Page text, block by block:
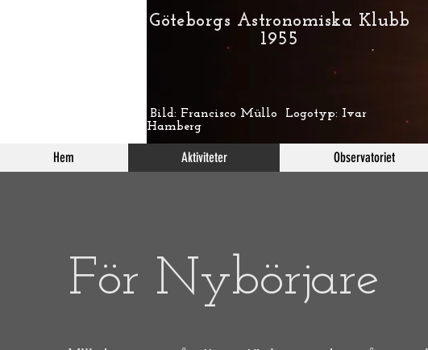
Göteborgs Astronomiska Klubb
1955
Bild: Francisco Müllo Logotyp: Ivar
Hamberg
Hem Aktiviteter Observatoriet
För Nybörjare